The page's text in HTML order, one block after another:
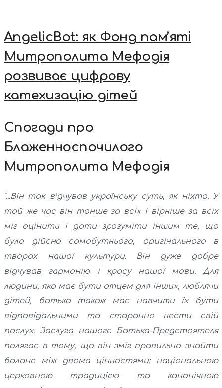
AngelicBot: як Фонд пам’яті
Митрополита Мефодія
розвиває цифрову
катехизацію дітей
Спогади про
Блаженноспочилого
Митрополита Мефодія
"...Він так відчував українську суть, як ніхто. У
той же час він тонше за всіх і вірніше за всіх
міг оцінити і дати зрозуміти іншим те, що
було дійсно самобутнього, оригінального в
творах нашої культури. Він дуже добре
відчував гармонію і красу нашої мови. Для
людини, яка має бути отцем для інших, люблячи
дітей, батько також має навчити їх бути
відповідальними та старанно нести свій
послух. Заслуга нашого Батька-Предстоятеля
полягає в тому, що він зміг правильно знайти
баланс між двома цінностями: національною
церковною традицією та канонічною